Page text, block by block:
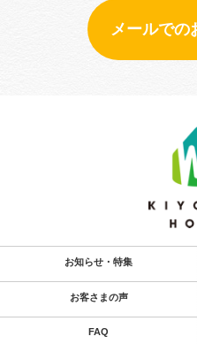
メールでの
お知らせ・特集
お客さまの声
FAQ